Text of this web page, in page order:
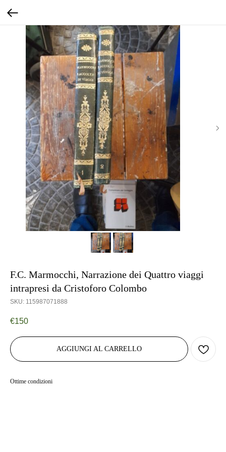
F.C. Marmocchi, Narrazione dei Quattro viaggi
intrapresi da Cristoforo Colombo
SKU: 115987071888
€150
AGGIUNGI AL CARRELLO
Ottime condizioni